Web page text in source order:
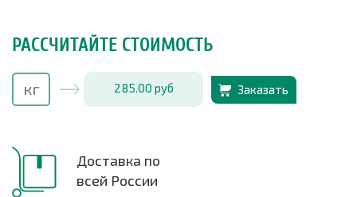
РАССЧИТАЙТЕ СТОИМОСТЬ
285.00 руб Заказать
Доставка по
всей России